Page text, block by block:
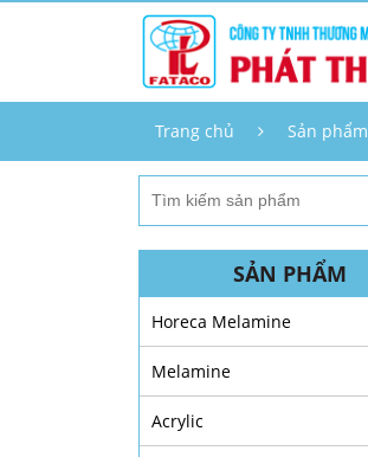
Trang chủ Sản phẩm
SẢN PHẨM
Horeca Melamine
Melamine
Acrylic